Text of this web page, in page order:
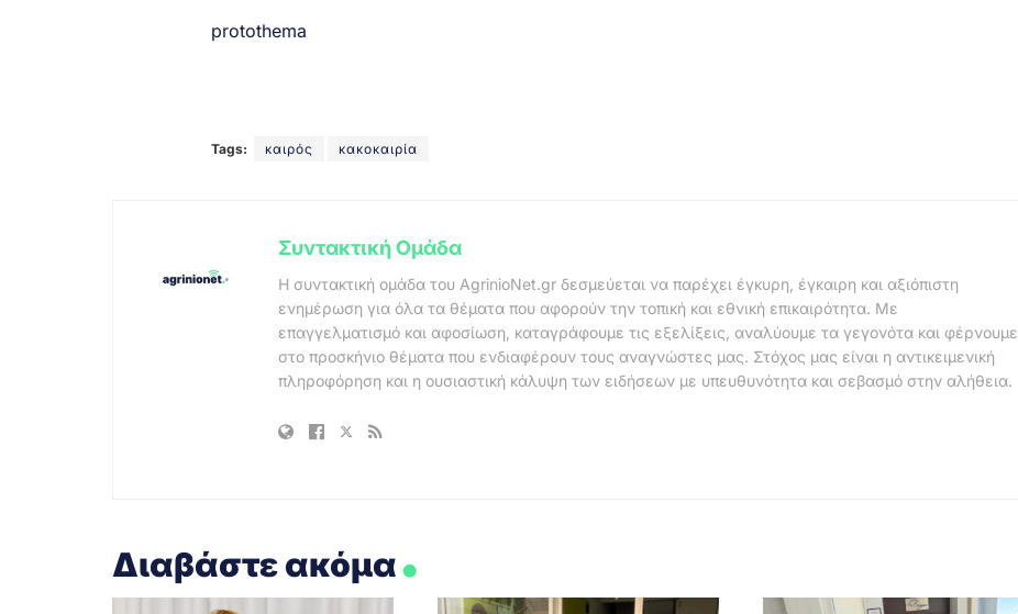
protothema
Tags: καιρός κακοκαιρία
Συντακτική Ομάδα
Η συντακτική ομάδα του AgrinioNet.gr δεσμεύεται να παρέχει έγκυρη, έγκαιρη και αξιόπιστη
ενημέρωση για όλα τα θέματα που αφορούν την τοπική και εθνική επικαιρότητα. Με
επαγγελματισμό και αφοσίωση, καταγράφουμε τις εξελίξεις, αναλύουμε τα γεγονότα και φέρνουμε
στο προσκήνιο θέματα που ενδιαφέρουν τους αναγνώστες μας. Στόχος μας είναι η αντικειμενική
πληροφόρηση και η ουσιαστική κάλυψη των ειδήσεων με υπευθυνότητα και σεβασμό στην αλήθεια.
Διαβάστε ακόμα.